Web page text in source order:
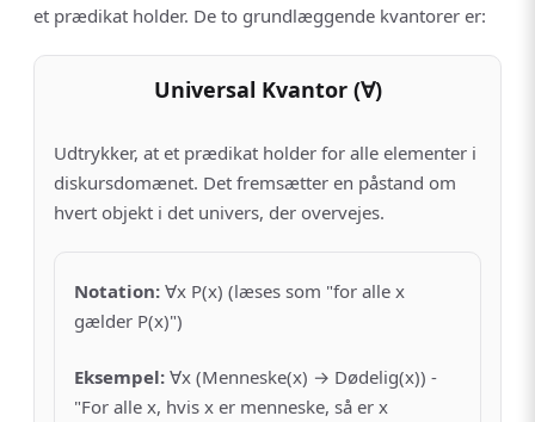
et prædikat holder. De to grundlæggende kvantorer er:
Universal Kvantor (∀)
Udtrykker, at et prædikat holder for alle elementer i
diskursdomænet. Det fremsætter en påstand om
hvert objekt i det univers, der overvejes.
Notation: ∀x P(x) (læses som "for alle x
gælder P(x)")
Eksempel: ∀x (Menneske(x) → Dødelig(x)) -
"For alle x, hvis x er menneske, så er x